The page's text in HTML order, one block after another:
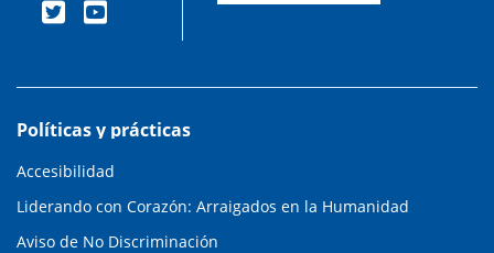
Políticas y prácticas
Accesibilidad
Liderando con Corazón: Arraigados en la Humanidad
Aviso de No Discriminación